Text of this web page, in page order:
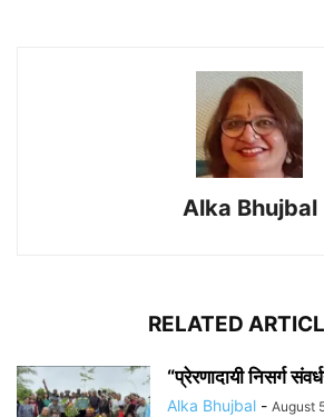
Alka Bhujbal
RELATED
“प्रेरणादायी निसर्ग
Alka Bhujbal - August